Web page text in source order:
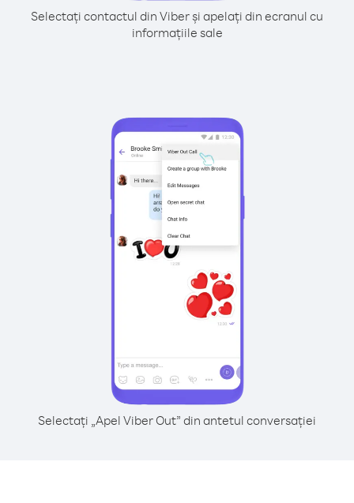
Selectați contactul din Viber și apelați din ecranul cu
informațiile sale
Selectați „Apel Viber Out” din antetul conversației